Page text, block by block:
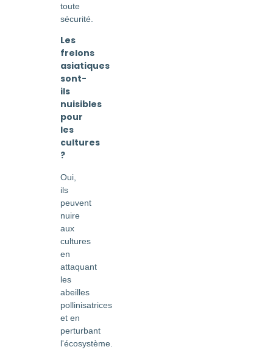
toute
sécurité.
Les
frelons
asiatiques
sont-
ils
nuisibles
pour
les
cultures
?
Oui,
ils
peuvent
nuire
aux
cultures
en
attaquant
les
abeilles
pollinisatrices
et en
perturbant
l'écosystème.